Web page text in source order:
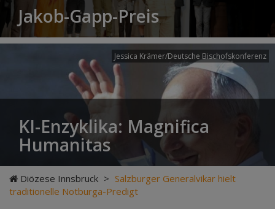
Jakob-Gapp-Preis
Jessica Krämer/Deutsche Bischofskonferenz
KI-Enzyklika: Magnifica
Humanitas
Diözese Innsbruck > Salzburger Generalvikar hielt
traditionelle Notburga-Predigt